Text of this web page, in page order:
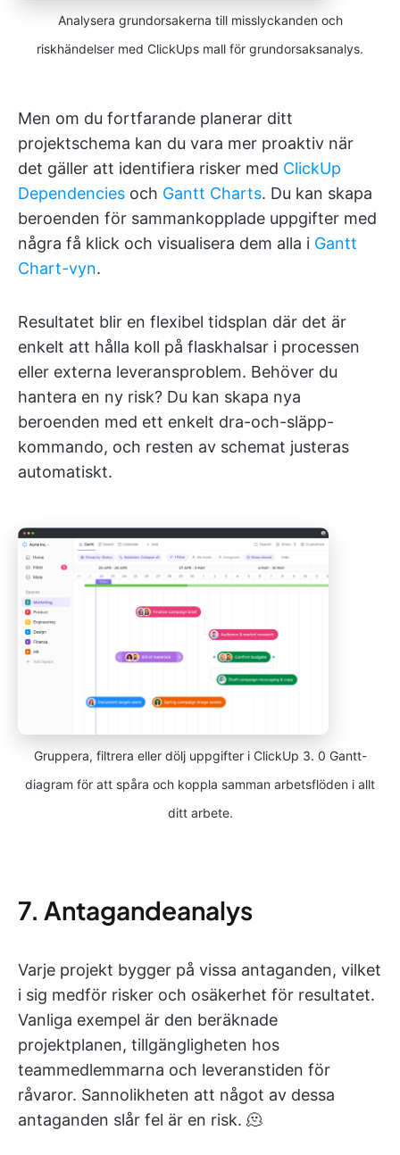
Analysera grundorsakerna till misslyckanden och
riskhändelser med ClickUps mall för grundorsaksanalys.
Men om du fortfarande planerar ditt
projektschema kan du vara mer proaktiv när
det gäller att identifiera risker med ClickUp
Dependencies och Gantt Charts. Du kan skapa
beroenden för sammankopplade uppgifter med
några få klick och visualisera dem alla i Gantt
Chart-vyn.
Resultatet blir en flexibel tidsplan där det är
enkelt att hålla koll på flaskhalsar i processen
eller externa leveransproblem. Behöver du
hantera en ny risk? Du kan skapa nya
beroenden med ett enkelt dra-och-släpp-
kommando, och resten av schemat justeras
automatiskt.
Gruppera, filtrera eller dölj uppgifter i ClickUp 3. 0 Gantt-
diagram för att spåra och koppla samman arbetsflöden i allt
ditt arbete.
7. Antagandeanalys
Varje projekt bygger på vissa antaganden, vilket
i sig medför risker och osäkerhet för resultatet.
Vanliga exempel är den beräknade
projektplanen, tillgängligheten hos
teammedlemmarna och leveranstiden för
råvaror. Sannolikheten att något av dessa
antaganden slår fel är en risk. 🫠